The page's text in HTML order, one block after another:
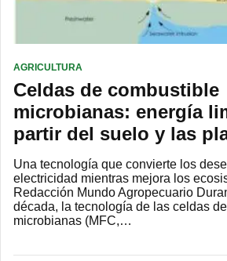
AGRICULTURA
Celdas de combustible
microbianas: energía
partir del suelo y las
Una tecnología que convierte los
electricidad mientras mejora los
Redacción Mundo Agropecuario
década, la tecnología de las celdas
microbianas (MFC,…